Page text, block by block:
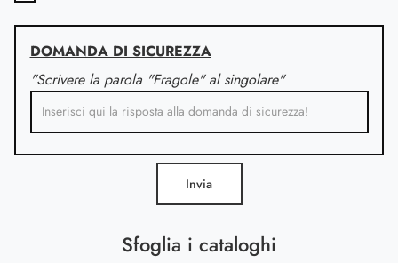
Sfoglia i cataloghi
DOMANDA DI SICUREZZA
"Scrivere la parola "Fragole" al singolare"
Invia